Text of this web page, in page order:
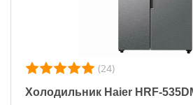
(24)
Холодильник Haier HRF-